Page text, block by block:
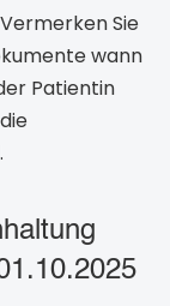
Vermerken Sie
wann
Patientin